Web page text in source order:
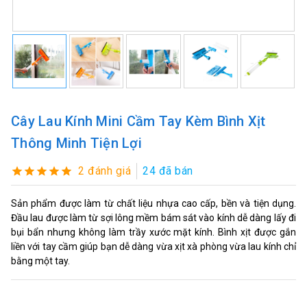
Cây Lau Kính Mini Cầm Tay Kèm Bình Xịt
Thông Minh Tiện Lợi
2 đánh giá 24 đã bán
Sản phẩm được làm từ chất liệu nhựa cao cấp, bền và tiện dụng.
Đầu lau được làm từ sợi lông mềm bám sát vào kính dễ dàng lấy đi
bụi bẩn nhưng không làm trầy xước mặt kính. Bình xịt được gắn
liền với tay cầm giúp bạn dễ dàng vừa xịt xà phòng vừa lau kính chỉ
bằng một tay.